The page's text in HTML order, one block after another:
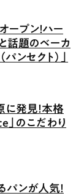
ープン！ハー
話題のベーカ
ンセクト）」
に発見！本格
」のこだわり
パンが人気！